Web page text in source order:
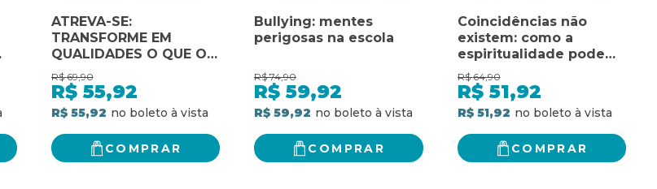
ATREVA-SE:
TRANSFORME EM
QUALIDADES O QUE O
OS OUTROS
CONSIDERAM DEFEITOS
E CONQUISTE O
SUCESSO
R$ 69,90
R$ 55,92
R$ 55,92
COMPRAR
Bullying: mentes
perigosas na escola
R$ 74,90
R$ 59,92
R$ 59,92
COMPRAR
Coincidências não
existem: como a
espiritualidade pode
salvar seu dia - mesmo
que você não acredite
em nada
R$ 64,90
R$ 51,92
R$ 51,92
COMPRAR